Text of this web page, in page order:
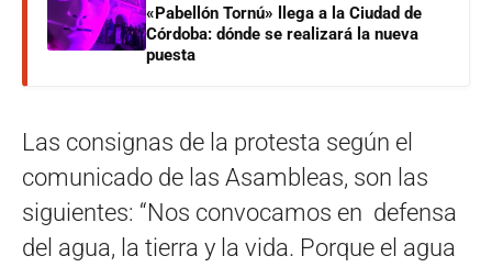
«Pabellón Tornú» llega a la Ciudad de
Córdoba: dónde se realizará la nueva
puesta
Las consignas de la protesta según el
comunicado de las Asambleas, son las
siguientes: “Nos convocamos en defensa
del agua, la tierra y la vida. Porque el agua